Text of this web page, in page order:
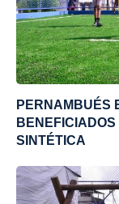
PERNAMBUÉS
SINTÉTICA